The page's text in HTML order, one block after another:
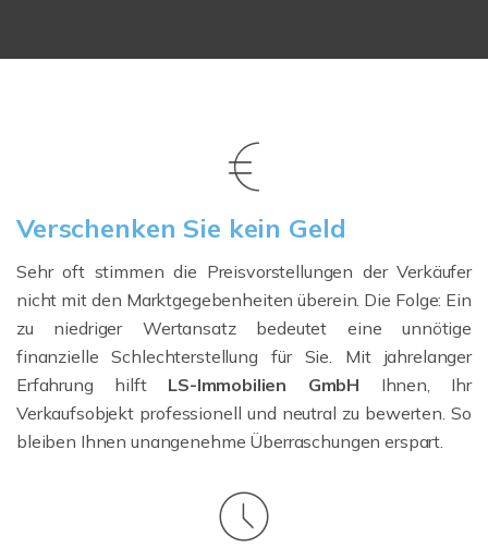
Verschenken Sie kein Geld
Sehr oft stimmen die Preisvorstellungen der Verkäufer
nicht mit den Marktgegebenheiten überein. Die Folge: Ein
zu niedriger Wertansatz bedeutet eine unnötige
finanzielle Schlechterstellung für Sie. Mit jahrelanger
Erfahrung hilft LS-Immobilien GmbH Ihnen, Ihr
Verkaufsobjekt professionell und neutral zu bewerten. So
bleiben Ihnen unangenehme Überraschungen erspart.